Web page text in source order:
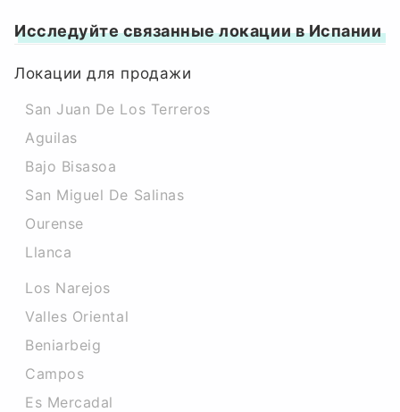
Исследуйте связанные локации в Испании
Локации для продажи
San Juan De Los Terreros
Aguilas
Bajo Bisasoa
San Miguel De Salinas
Ourense
Llanca
Los Narejos
Valles Oriental
Beniarbeig
Campos
Es Mercadal